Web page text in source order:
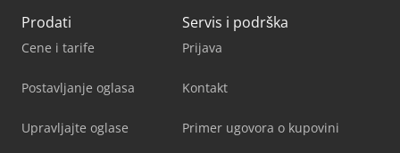
Prodati
Cene i tarife
Postavljanje oglasa
Upravljajte oglase
Servis i podrška
Prijava
Kontakt
Primer ugovora o kupovini